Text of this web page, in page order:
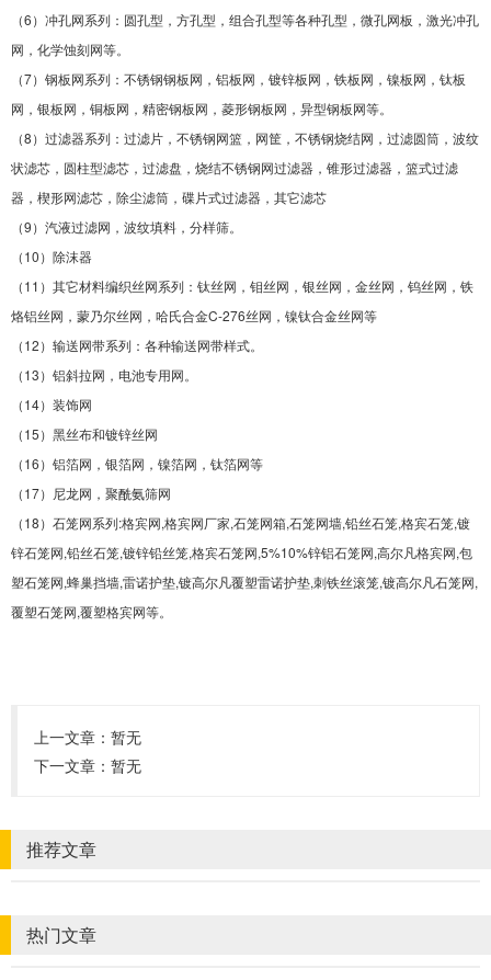
（6）冲孔网系列：圆孔型，方孔型，组合孔型等各种孔型，微孔网板，激光冲孔
网，化学蚀刻网等。
（7）钢板网系列：不锈钢钢板网，铝板网，镀锌板网，铁板网，镍板网，钛板
网，银板网，铜板网，精密钢板网，菱形钢板网，异型钢板网等。
（8）过滤器系列：过滤片，不锈钢网篮，网筐，不锈钢烧结网，过滤圆筒，波纹
状滤芯，圆柱型滤芯，过滤盘，烧结不锈钢网过滤器，锥形过滤器，篮式过滤
器，楔形网滤芯，除尘滤筒，碟片式过滤器，其它滤芯
（9）汽液过滤网，波纹填料，分样筛。
（10）除沫器
（11）其它材料编织丝网系列：钛丝网，钼丝网，银丝网，金丝网，钨丝网，铁
烙铝丝网，蒙乃尔丝网，哈氏合金C-276丝网，镍钛合金丝网等
（12）输送网带系列：各种输送网带样式。
（13）铝斜拉网，电池专用网。
（14）装饰网
（15）黑丝布和镀锌丝网
（16）铝箔网，银箔网，镍箔网，钛箔网等
（17）尼龙网，聚酰氨筛网
（18）石笼网系列:格宾网,格宾网厂家,石笼网箱,石笼网墙,铅丝石笼,格宾石笼,镀
锌石笼网,铅丝石笼,镀锌铅丝笼,格宾石笼网,5%10%锌铝石笼网,高尔凡格宾网,包
塑石笼网,蜂巢挡墙,雷诺护垫,镀高尔凡覆塑雷诺护垫,刺铁丝滚笼,镀高尔凡石笼网,
覆塑石笼网,覆塑格宾网等。
上一文章：暂无
下一文章：暂无
推荐文章
热门文章